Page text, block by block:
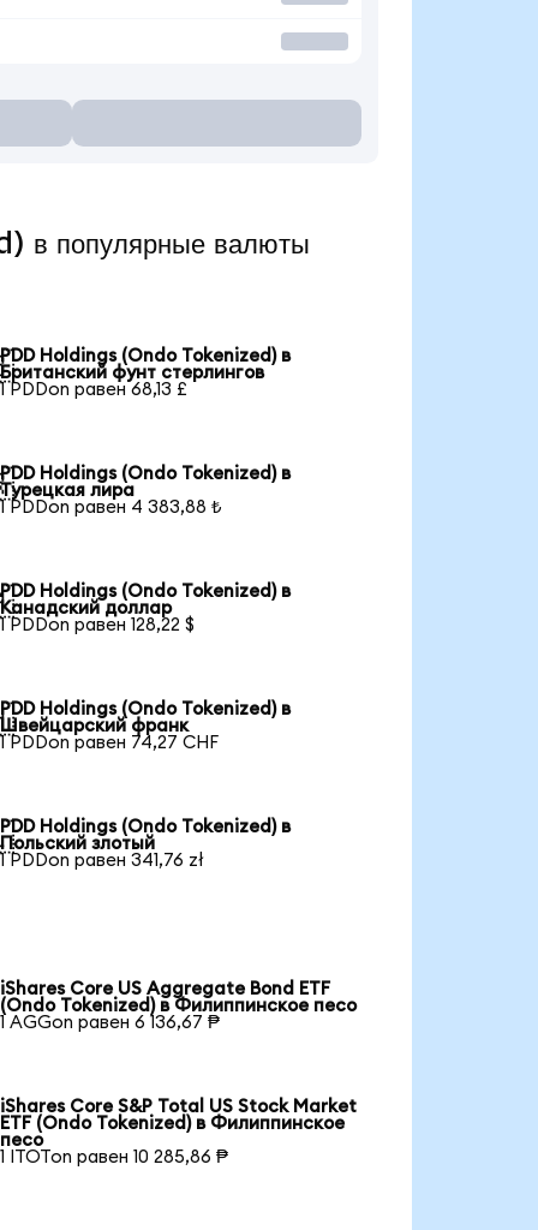
в популярные валюты
PDD Holdings (Ondo Tokenized) в
Британский фунт стерлингов
1 PDDon равен 68,13 £
PDD Holdings (Ondo Tokenized) в
Турецкая лира
1 PDDon равен 4 383,88 ₺
PDD Holdings (Ondo Tokenized) в
Канадский доллар
1 PDDon равен 128,22 $
PDD Holdings (Ondo Tokenized) в
Швейцарский франк
1 PDDon равен 74,27 CHF
PDD Holdings (Ondo Tokenized) в
Польский злотый
1 PDDon равен 341,76 zł
iShares Core US Aggregate Bond ETF
(Ondo Tokenized) в Филиппинское песо
1 AGGon равен 6 136,67 ₱
iShares Core S&P Total US Stock Market
ETF (Ondo Tokenized) в Филиппинское
песо
1 ITOTon равен 10 285,86 ₱